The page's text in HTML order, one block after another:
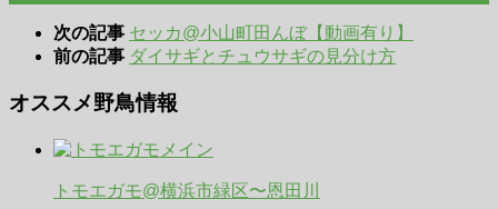
次の記事 セッカ@小山町田んぼ【動画有り】
前の記事 ダイサギとチュウサギの見分け方
オススメ野鳥情報
トモエガモ@横浜市緑区〜恩田川